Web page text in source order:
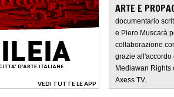
VEDI TUTTE LE APP
>
ARTE E
documentario
e Piero Muscarà
collaborazione
grazie all'accordo
Mediawan Rights
Axess TV.